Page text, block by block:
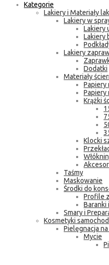
Kategorie
Lakiery i Materiały
Lakiery w
Lakiery
Lakiery
Lakiery
Dodatki
Materiały
Papiery
Papiery
Krążki
Klocki
Taśmy
Maskowanie
Środki do
Profile
Baranki
Smary i
Kosmetyki
Pielęgnacja
Mycie